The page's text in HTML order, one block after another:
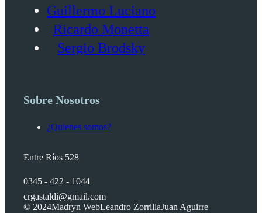
Guillermo Luciano
Ricardo Monetta
Sergio Brodsky
Sobre Nosotros
¿Quienes somos?
Entre Ríos 528
0345 - 422 - 1044
crgastaldi@gmail.com
© 2024Madryn WebLeandro ZorrillaJuan Aguirre